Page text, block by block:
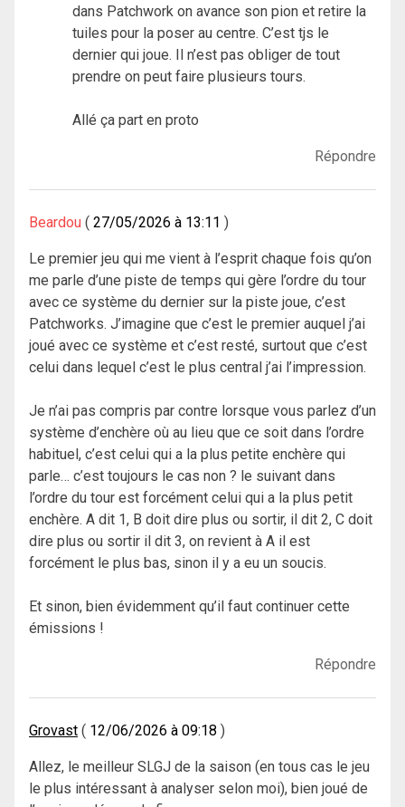
dans Patchwork on avance son pion et retire la
tuiles pour la poser au centre. C’est tjs le
dernier qui joue. Il n’est pas obliger de tout
prendre on peut faire plusieurs tours.
Allé ça part en proto
Répondre
Beardou 27/05/2026 à 13:11
Le premier jeu qui me vient à l’esprit chaque fois qu’on
me parle d’une piste de temps qui gère l’ordre du tour
avec ce système du dernier sur la piste joue, c’est
Patchworks. J’imagine que c’est le premier auquel j’ai
joué avec ce système et c’est resté, surtout que c’est
celui dans lequel c’est le plus central j’ai l’impression.
Je n’ai pas compris par contre lorsque vous parlez d’un
système d’enchère où au lieu que ce soit dans l’ordre
habituel, c’est celui qui a la plus petite enchère qui
parle… c’est toujours le cas non ? le suivant dans
l’ordre du tour est forcément celui qui a la plus petit
enchère. A dit 1, B doit dire plus ou sortir, il dit 2, C doit
dire plus ou sortir il dit 3, on revient à A il est
forcément le plus bas, sinon il y a eu un soucis.
Et sinon, bien évidemment qu’il faut continuer cette
émissions !
Répondre
Grovast 12/06/2026 à 09:18
Allez, le meilleur SLGJ de la saison (en tous cas le jeu
le plus intéressant à analyser selon moi), bien joué de